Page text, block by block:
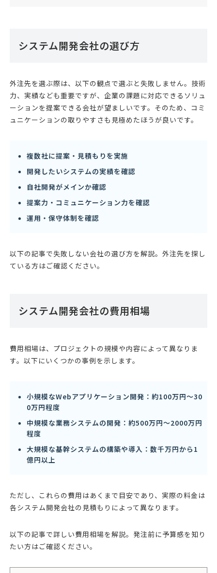
システム開発会社の選び方
外注先を選ぶ際は、以下の観点で選ぶと失敗しません。技術
力、実績なども重要ですが、企業の課題に対応できるソリュ
ーションを提案できる会社が望ましいです。そのため、コミ
ュニケーションの取りやすさも見極めたほうが良いです。
複数社に提案・見積もりを実施
開発したいシステムの実績を確認
自社開発がメインか確認
提案力・コミュニケーション力を確認
運用・保守体制を確認
以下の記事で失敗しない会社の選び方を解説。外注先を探し
ている方はご確認ください。
システム開発会社の費用相場
費用相場は、プロジェクトの規模や内容によって異なりま
す。以下にいくつかの事例を示します。
小規模なWebアプリケーション開発：約100万円〜30
0万円程度
中規模な業務システムの開発：約500万円〜2000万円
程度
大規模な基幹システムの構築や導入：数千万円から1
億円以上
ただし、これらの費用はあくまで目安であり、実際の料金は
各システム開発会社の見積もりによって異なります。
以下の記事で詳しい費用相場を解説。発注前に予算感を知り
たい方はご確認ください。